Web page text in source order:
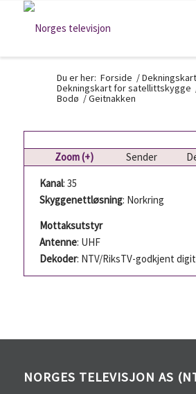
Du er her: Forside /Dekningskart
Dekningskart for satellittskygge
Bodø /Geitnakken
Zoom (+) Sender
Kanal: 35
Skyggenettløsning: Norkring
Mottaksutstyr
Antenne: UHF
Dekoder: NTV/RiksTV-godkjent
NORGES TELEVISJON AS